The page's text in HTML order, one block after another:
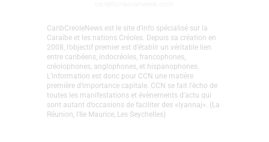
CaribCreoleNews est le site d’info spécialisé sur la
Caraïbe et les nations Créoles. Depuis sa création en
2008, l’objectif premier est d’établir un véritable lien
entre caribéens, indocréoles, francophones,
créolophones, anglophones, et hispanophones.
L’information est donc pour CCN une matière
première d’importance capitale. CCN se fait l’écho de
toutes les manifestations et évènements d'actu qui
sont autant d’occasions de faciliter des «lyannaj». (La
Réunion, l'Ile Maurice, Les Seychelles)